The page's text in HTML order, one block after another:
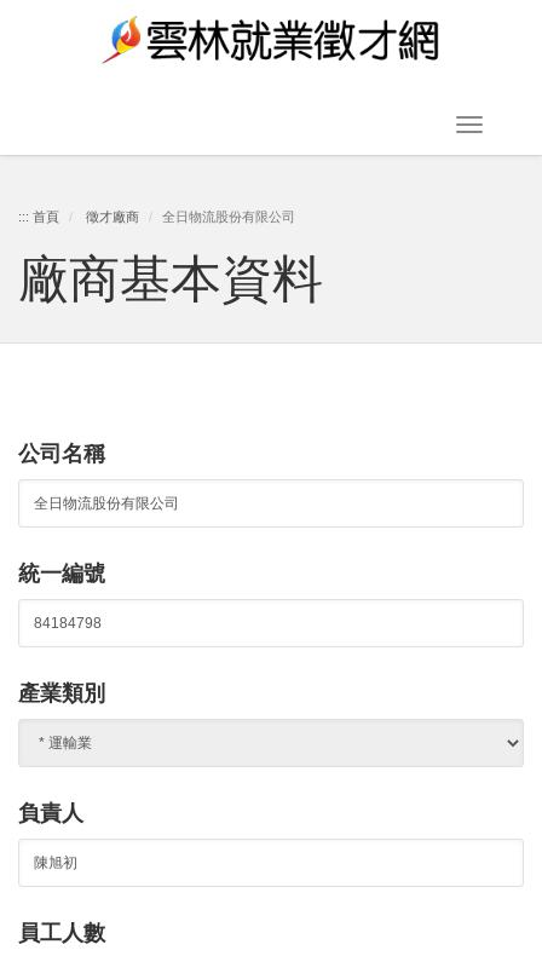
容
Toggle
::: 首頁 徵才廠商 全日物流股份有限公司
廠商基本資料
公司名稱
統一編號
產業類別
負責人
員工人數